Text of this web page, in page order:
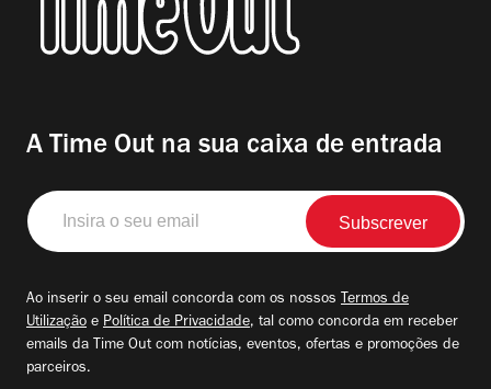
A Time Out na sua caixa de entrada
Insira
o
seu
Ao inserir o seu email concorda com os nossos Termos de
Utilização e Política de Privacidade, tal como concorda em receber
emails da Time Out com notícias, eventos, ofertas e promoções de
parceiros.